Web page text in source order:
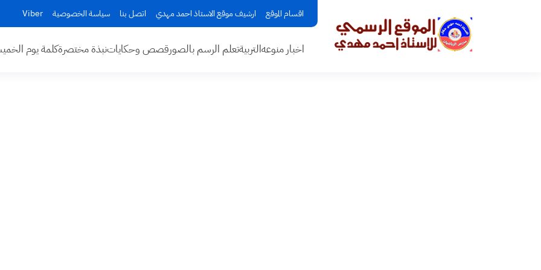
اقسام الموقع ارشيف موقع الاستاذ احمد مهدي اتصل بنا سياسة الخصوصية Viber
اخبار منوعهالتربيةتعلم الرسم بالصورقصص وحكاياتنبذة مختصرةكلمة يوم